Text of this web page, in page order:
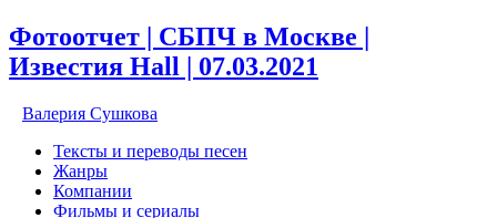
Фотоотчет | СБПЧ в Москве |
Известия Hall | 07.03.2021
Валерия Сушкова
Тексты и переводы песен
Жанры
Компании
Фильмы и сериалы